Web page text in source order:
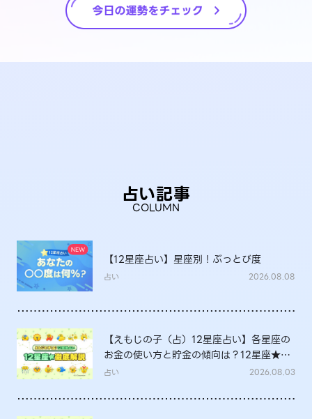
占い記事
COLUMN
【12星座占い】星座別！ぶっとび度
占い 2026.08.08
【えもじの子（占）12星座占い】各星座の
お金の使い方と貯金の傾向は？12星座★徹
底解説
占い 2026.08.03